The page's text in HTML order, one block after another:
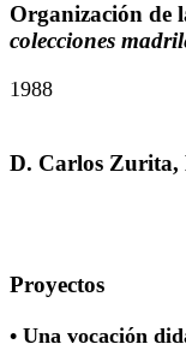
Organización de
colecciones
1988
D. Carlos Zurita,
Proyectos
• Una vocación